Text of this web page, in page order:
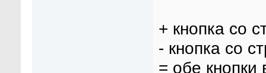
+ кнопка со
- кнопка со
= обе кнопки